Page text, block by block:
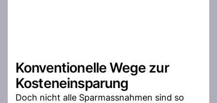
Konventionelle Wege zur
Kosteneinsparung
Doch nicht alle Sparmassnahmen sind so